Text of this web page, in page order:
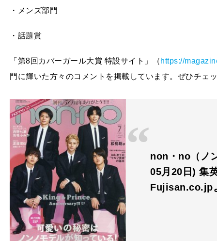
・メンズ部門
・話題賞
「第8回カバーガール大賞 特設サイト」（ https://
門に輝いた方々のコメントを掲載しています。ぜひチェ
non・no（ノ
05月20日) 集
Fujisan.co.jp